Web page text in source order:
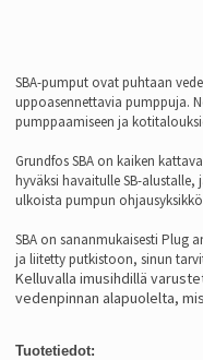
SBA-pumput ovat puhtaan
uppoasennettavia pumppuja.
pumppaamiseen ja
Grundfos SBA on kaiken
hyväksi havaitulle SB-
ulkoista pumpun
SBA on sananmukaisesti Plug
ja liitetty putkistoon, sinun
Kelluvalla imusihdillä
vedenpinnan alapuolelta,
Tuotetiedot: